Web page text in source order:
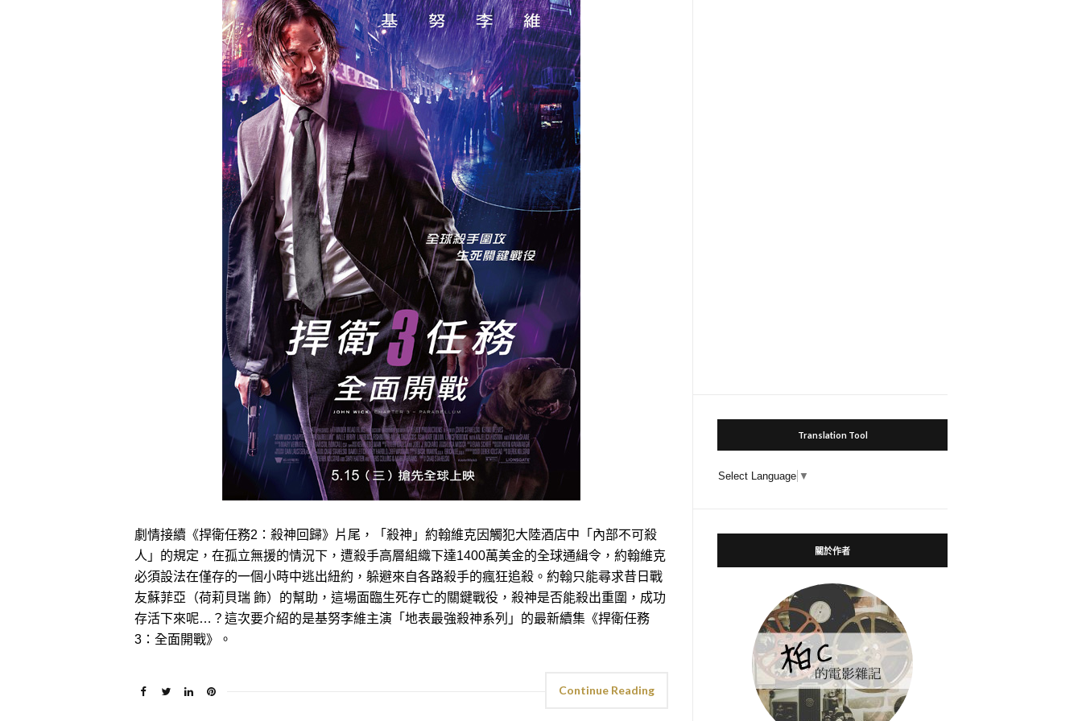
劇情接續《捍衛任務2：殺神回歸》片尾，「殺神」約翰維克因觸犯大陸酒店中「內部不可殺
人」的規定，在孤立無援的情況下，遭殺手高層組織下達1400萬美金的全球通緝令，約翰維克
必須設法在僅存的一個小時中逃出紐約，躲避來自各路殺手的瘋狂追殺。約翰只能尋求昔日戰
友蘇菲亞（荷莉貝瑞 飾）的幫助，這場面臨生死存亡的關鍵戰役，殺神是否能殺出重圍，成功
存活下來呢…？這次要介紹的是基努李維主演「地表最強殺神系列」的最新續集《捍衛任務
3：全面開戰》。
Continue Reading
Translation Tool
Select Language ▼
關於作者